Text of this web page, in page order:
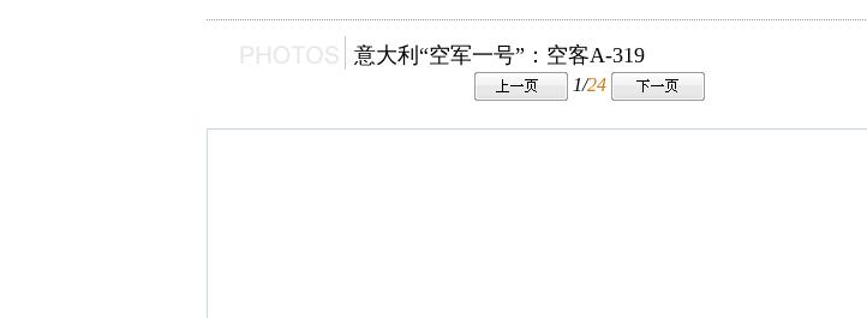
意大利“空军一号”：空客A-319
1/24